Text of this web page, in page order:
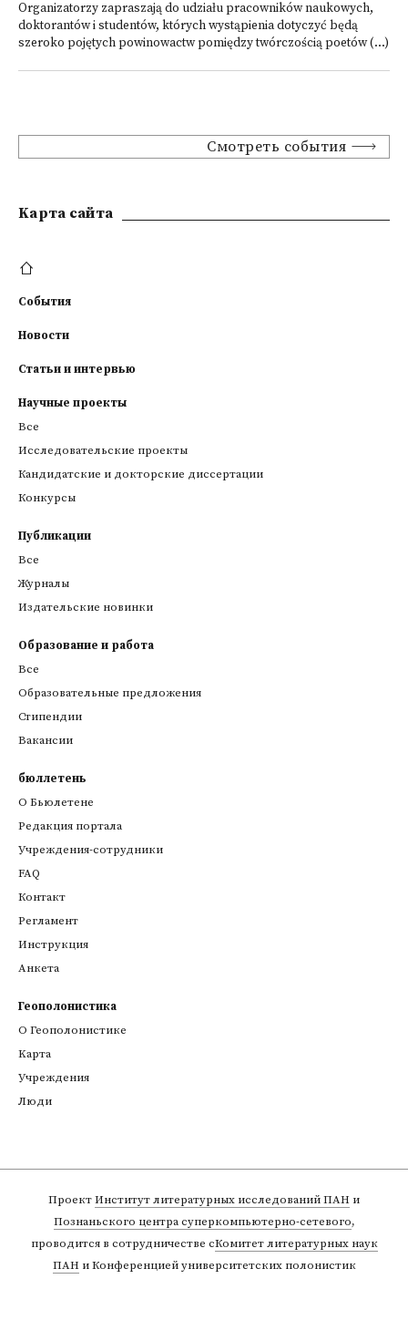
Organizatorzy zapraszają do udziału pracowników naukowych,
doktorantów i studentów, których wystąpienia dotyczyć będą
szeroko pojętych powinowactw pomiędzy twórczością poetów (...)
Смотреть события
Kарта сайта
События
Новости
Статьи и интервью
Научные проекты
Все
Исследовательские проекты
Кандидатские и докторские диссертации
Конкурсы
Публикации
Все
Журналы
Издательские новинки
Образование и работа
Все
Образовательные предложения
Стипендии
Вакансии
бюллетень
О Бьюлетене
Редакция портала
Учреждения-сотрудники
FAQ
Контакт
Регламент
Инструкция
Анкета
Геополонистика
О Геополонистике
Kарта
Учреждения
Люди
ПроектИнститут литературных исследований ПАН и
Познаньского центра суперкомпьютерно-сетевого,
проводится в сотрудничестве сКомитет литературных наук
ПАНи Конференцией университетских полонистик